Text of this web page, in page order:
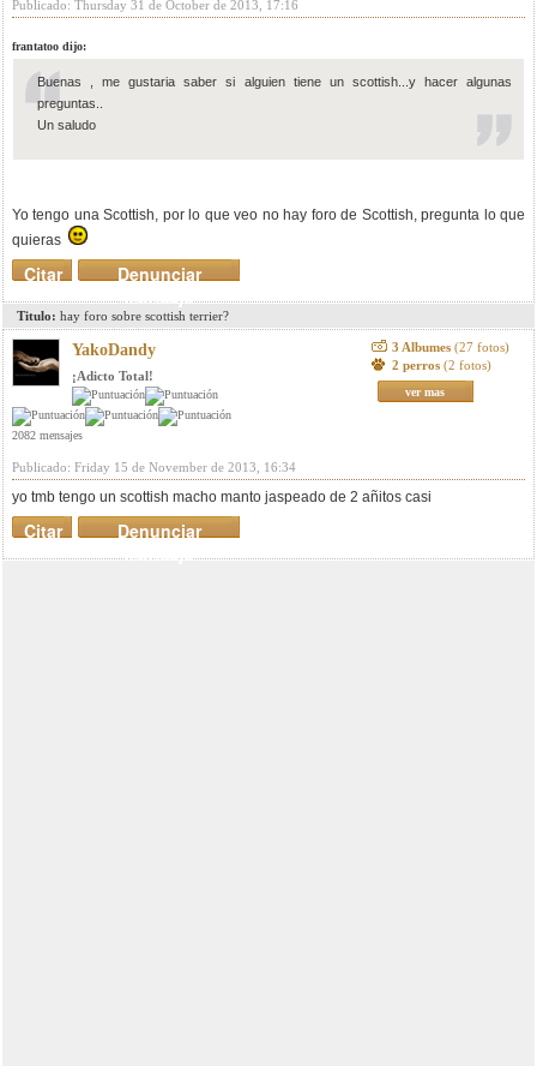
Publicado: Thursday 31 de October de 2013, 17:16
frantatoo dijo:
Buenas , me gustaria saber si alguien tiene un scottish...y hacer algunas
preguntas..
Un saludo
Yo tengo una Scottish, por lo que veo no hay foro de Scottish, pregunta lo que
quieras
Denunciar
mensaje
Citar
Titulo: hay foro sobre scottish terrier?
YakoDandy
¡Adicto Total!
2082 mensajes
3 Albumes (27 fotos)
2 perros (2 fotos)
ver mas
Publicado: Friday 15 de November de 2013, 16:34
yo tmb tengo un scottish macho manto jaspeado de 2 añitos casi
Denunciar
mensaje
Citar